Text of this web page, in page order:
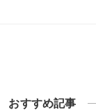
おすすめ記事